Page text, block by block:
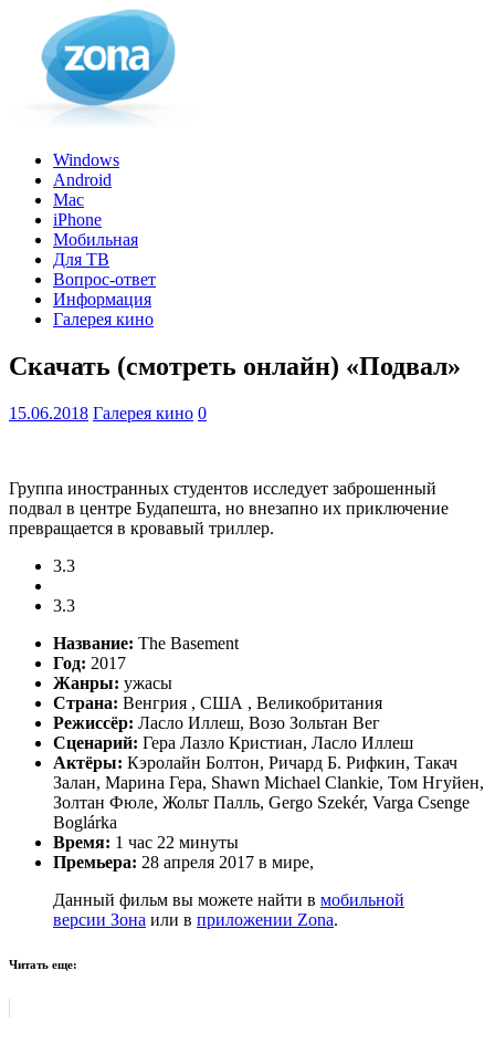
Windows
Android
Mac
iPhone
Мобильная
Для ТВ
Вопрос-ответ
Информация
Галерея кино
Скачать (смотреть онлайн) «Подвал»
15.06.2018 Галерея кино 0
Группа иностранных студентов исследует заброшенный
подвал в центре Будапешта, но внезапно их приключение
превращается в кровавый триллер.
3.3
3.3
Название: The Basement
Год: 2017
Жанры: ужасы
Страна: Венгрия , США , Великобритания
Режиссёр: Ласло Иллеш, Возо Зольтан Вег
Сценарий: Гера Лазло Кристиан, Ласло Иллеш
Актёры: Кэролайн Болтон, Ричард Б. Рифкин, Такач
Залан, Марина Гера, Shawn Michael Clankie, Том Нгуйен,
Золтан Фюле, Жольт Палль, Gergo Szekér, Varga Csenge
Boglárka
Время: 1 час 22 минуты
Премьера: 28 апреля 2017 в мире,
Данный фильм вы можете найти в мобильной
версии Зона или в приложении Zona.
Читать еще: